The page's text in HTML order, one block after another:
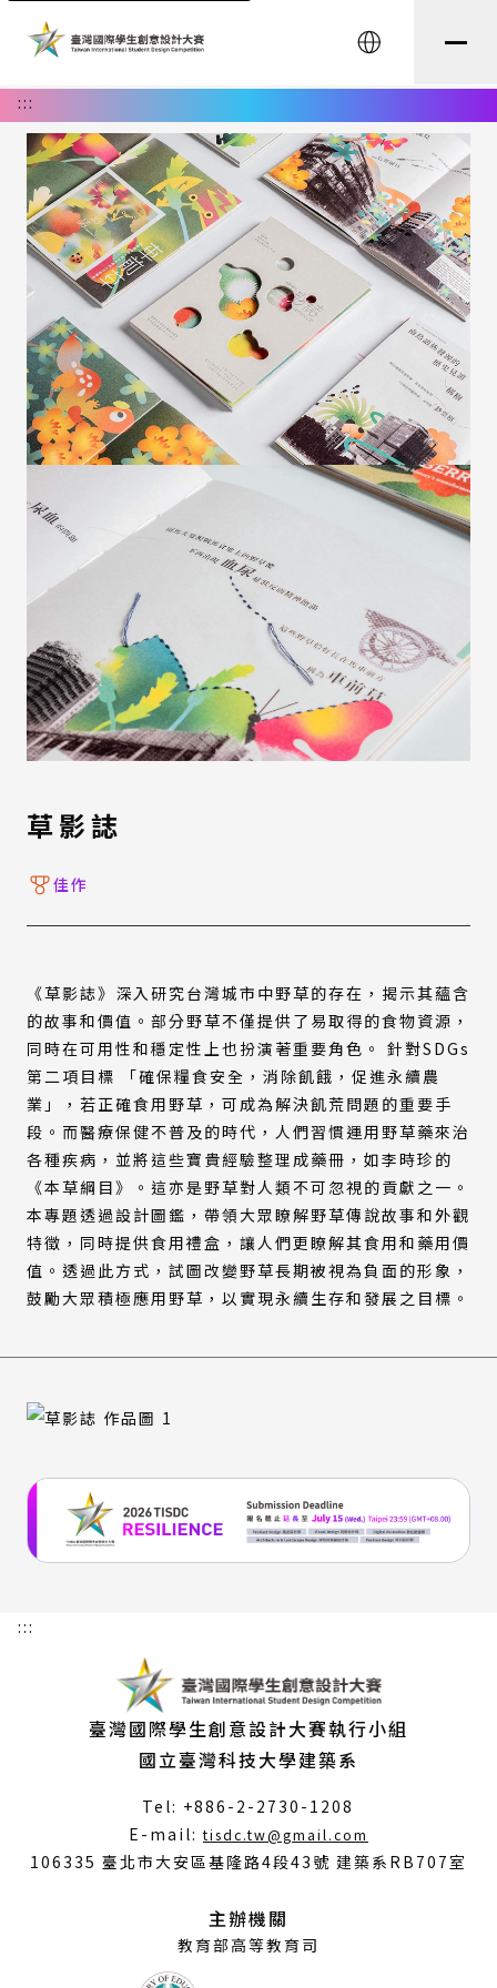
English
:::
草影誌
佳作
《草影誌》深入研究台灣城市中野草的存在，揭示其蘊含
的故事和價值。部分野草不僅提供了易取得的食物資源，
同時在可用性和穩定性上也扮演著重要角色。 針對SDGs
第二項目標 「確保糧食安全，消除飢餓，促進永續農
業」，若正確食用野草，可成為解決飢荒問題的重要手
段。而醫療保健不普及的時代，人們習慣運用野草藥來治
各種疾病，並將這些寶貴經驗整理成藥冊，如李時珍的
《本草綱目》。這亦是野草對人類不可忽視的貢獻之一。
本專題透過設計圖鑑，帶領大眾瞭解野草傳說故事和外觀
特徵，同時提供食用禮盒，讓人們更瞭解其食用和藥用價
值。透過此方式，試圖改變野草長期被視為負面的形象，
鼓勵大眾積極應用野草，以實現永續生存和發展之目標。
:::
臺灣國際學生創意設計大賽執行小組
國立臺灣科技大學建築系
Tel: +886-2-2730-1208
E-mail:tisdc.tw@gmail.com
開
106335 臺北市大安區基隆路4段43號 建築系RB707室
主辦機關
教育部高等教育司